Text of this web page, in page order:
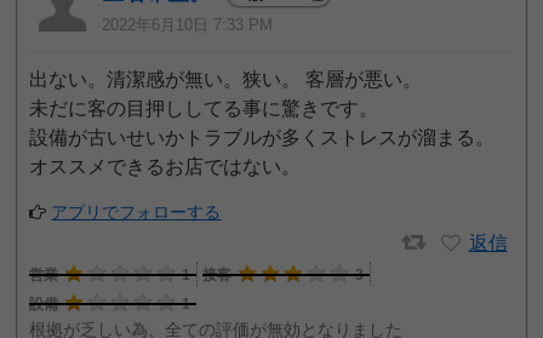
2022年6月10日 7:33 PM
出ない。清潔感が無い。狭い。 客層が悪い。
未だに客の目押ししてる事に驚きです。
設備が古いせいかトラブルが多くストレスが溜まる。
オススメできるお店ではない。
アプリでフォローする
返信
営業 1 接客
3
設備
1
根拠が乏しい為、全ての評価が無効となりました